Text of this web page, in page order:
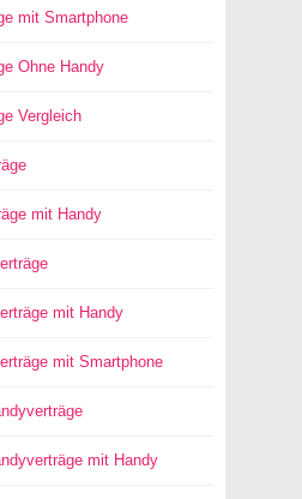
mit Smartphone
Ohne Handy
Vergleich
mit Handy
mit Handy
mit Smartphone
mit Handy